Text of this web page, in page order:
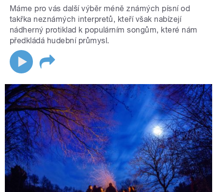
Máme pro vás další výběr méně známých písní od
takřka neznámých interpretů, kteří však nabízejí
nádherný protiklad k populárním songům, které nám
předkládá hudební průmysl.